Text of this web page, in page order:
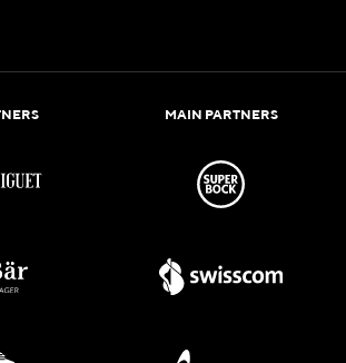
MAIN PARTNERS